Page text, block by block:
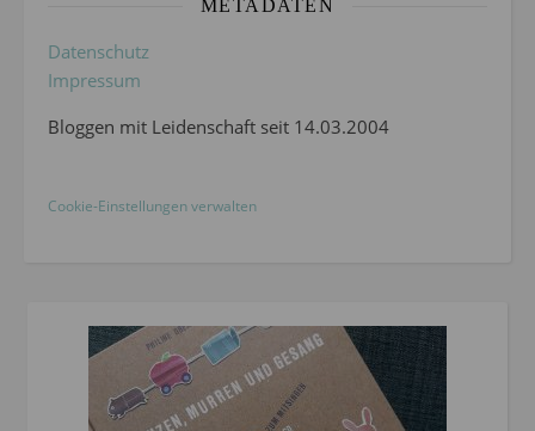
METADATEN
Datenschutz
Impressum
Bloggen mit Leidenschaft seit 14.03.2004
Cookie-Einstellungen verwalten